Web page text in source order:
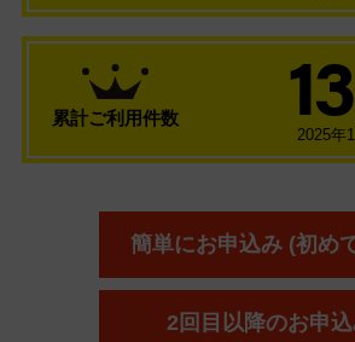
累計ご利用件数
2025年
簡単にお申込み (初め
2回目以降のお申